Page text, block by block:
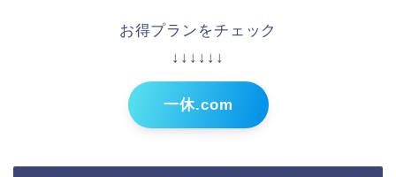
お得プランをチェック
↓↓↓↓↓↓
一休.com